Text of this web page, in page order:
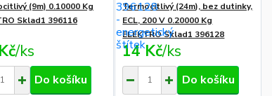
(9m) 0.10000 Kg
Sklad1 396116
/ks
Do košíku
Termocitlivý (24m), bez dutinky,
ECL, 200 V 0.20000 Kg
ELEKTRO Sklad1 396128
14 Kč/ks
Do košíku